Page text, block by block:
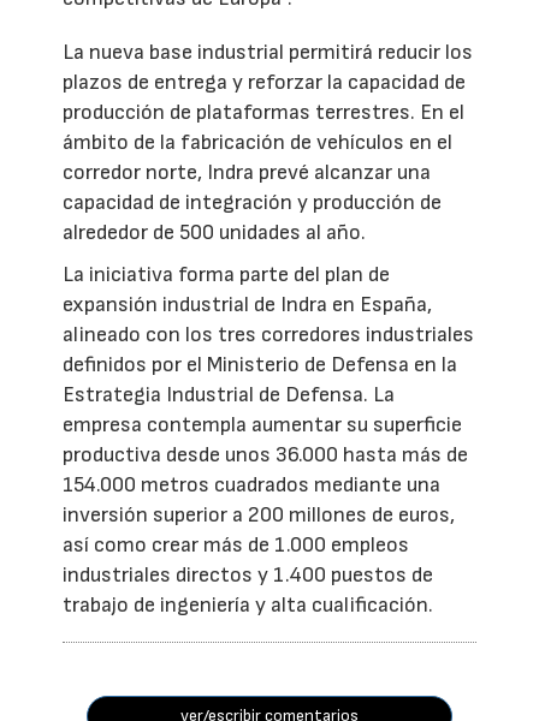
La nueva base industrial permitirá reducir los
plazos de entrega y reforzar la capacidad de
producción de plataformas terrestres. En el
ámbito de la fabricación de vehículos en el
corredor norte, Indra prevé alcanzar una
capacidad de integración y producción de
alrededor de 500 unidades al año.
La iniciativa forma parte del plan de
expansión industrial de Indra en España,
alineado con los tres corredores industriales
definidos por el Ministerio de Defensa en la
Estrategia Industrial de Defensa. La
empresa contempla aumentar su superficie
productiva desde unos 36.000 hasta más de
154.000 metros cuadrados mediante una
inversión superior a 200 millones de euros,
así como crear más de 1.000 empleos
industriales directos y 1.400 puestos de
trabajo de ingeniería y alta cualificación.
ver/escribir comentarios